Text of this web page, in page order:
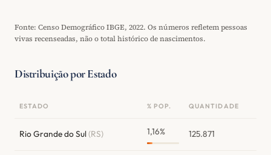
Fonte: Censo Demográfico IBGE, 2022. Os números refletem pessoas
vivas recenseadas, não o total histórico de nascimentos.
Distribuição por Estado
ESTADO % POP. QUANTIDADE
Rio Grande do Sul(RS) 1,16% 125.871